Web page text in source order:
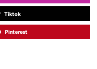
Tiktok
Pinterest